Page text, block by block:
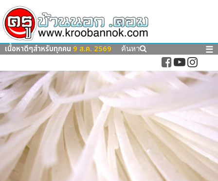
เนื้อหาดีๆสำหรับทุกคน 9 ส.ค. 2569 ค้นหา ☰